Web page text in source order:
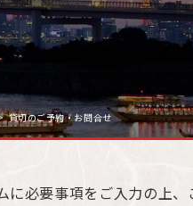
貸切のご予約・お問合せ
必要事項をご入力の上、